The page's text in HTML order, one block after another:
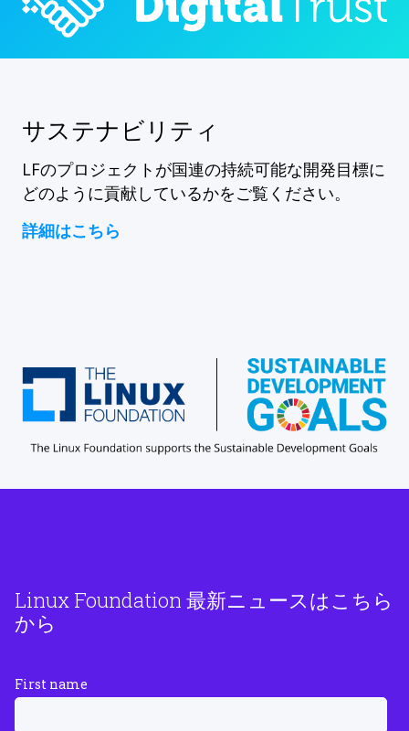
サステナビリティ
LFのプロジェクトが国連の持続可能な開発目標に
どのように貢献しているかをご覧ください。
詳細はこちら
Linux Foundation 最新ニュースはこちら
から
First name